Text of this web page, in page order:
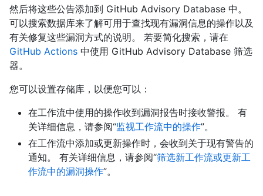
然后将这些公告添加到 GitHub Advisory Database 中。
可以搜索数据库来了解可用于查找现有漏洞信息的操作以及
有关修复这些漏洞方式的说明。 若要简化搜索，请在
GitHub Actions 中使用 GitHub Advisory Database 筛选
器。
您可以设置存储库，以便您可以：
在工作流中使用的操作收到漏洞报告时接收警报。 有
关详细信息，请参阅“监视工作流中的操作”。
在工作流中添加或更新操作时，会收到关于现有警告的
通知。 有关详细信息，请参阅“筛选新工作流或更新工
作流中的漏洞操作”。